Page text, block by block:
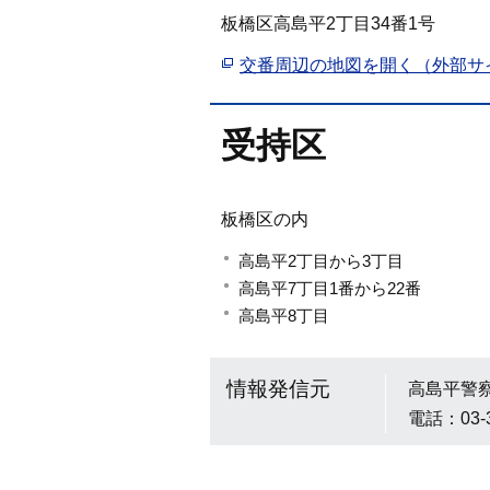
板橋区高島平2丁目34番1号
交番周辺の地図を開く（外部サ
受持区
板橋区の内
高島平2丁目から3丁目
高島平7丁目1番から22番
高島平8丁目
情報発信元
高島平警
電話：